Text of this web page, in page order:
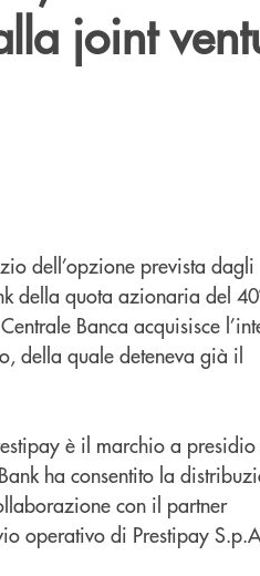
joint
dell’opzione prevista dagli
della quota azionaria del
Banca acquisisce
della quale deteneva già il
è il marchio a
ha consentito la
con il partner
operativo di Prestipay